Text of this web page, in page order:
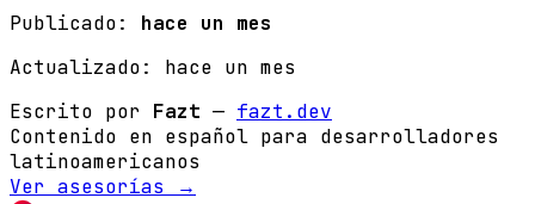
Publicado:
hace un mes
Actualizado: hace un mes
Escrito por Fazt — fazt.dev
Contenido en español para desarrolladores
latinoamericanos
Ver asesorías →